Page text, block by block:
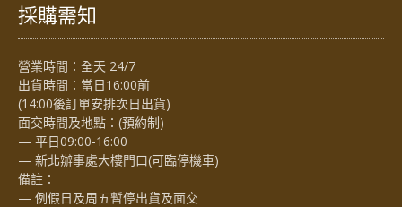
採購需知
營業時間：全天 24/7
出貨時間：當日16:00前
(14:00後訂單安排次日出貨)
面交時間及地點：(預約制)
— 平日09:00-16:00
— 新北辦事處大樓門口(可臨停機車)
備註：
— 例假日及周五暫停出貨及面交